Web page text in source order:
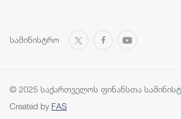
სამინისტრო
© 2025 საქართველოს ფინანსთა
Created by FAS